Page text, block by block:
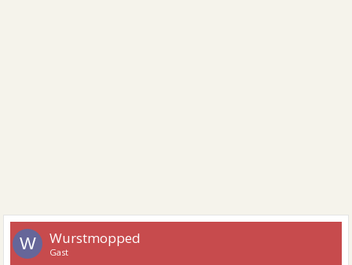
W Wurstmopped
Gast